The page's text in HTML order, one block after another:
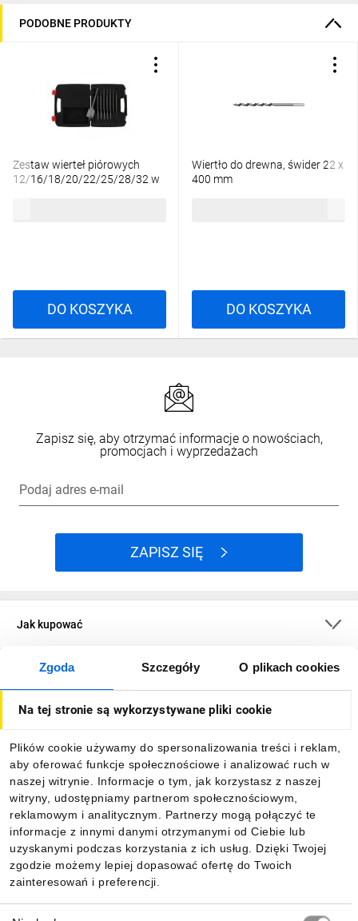
Zgoda Szczegóły O plikach cookies
Na tej stronie są wykorzystywane pliki cookie
Plików cookie używamy do spersonalizowania treści i reklam,
aby oferować funkcje społecznościowe i analizować ruch w
naszej witrynie. Informacje o tym, jak korzystasz z naszej
witryny, udostępniamy partnerom społecznościowym,
reklamowym i analitycznym. Partnerzy mogą połączyć te
informacje z innymi danymi otrzymanymi od Ciebie lub
uzyskanymi podczas korzystania z ich usług. Dzięki Twojej
zgodzie możemy lepiej dopasować ofertę do Twoich
zainteresowań i preferencji.
PODOBNE PRODUKTY
Zestaw wierteł piórowych
12/16/18/20/22/25/28/32 w
DO KOSZYKA
Wiertło do drewna, świder 22 x
400 mm
DO KOSZYKA
Zapisz się, aby otrzymać informacje o nowościach,
promocjach i wyprzedażach
Podaj adres e-mail
ZAPISZ SIĘ
Jak kupować
O firmie
Informacje
Pobierz naszą aplikację mobilną: